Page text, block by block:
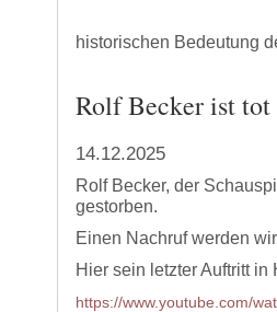
historischen Bedeutung
Rolf Becker ist tot
14.12.2025
Rolf Becker, der
gestorben.
Einen Nachruf werden
Hier sein letzter Auftritt in
https://www.youtube.com/